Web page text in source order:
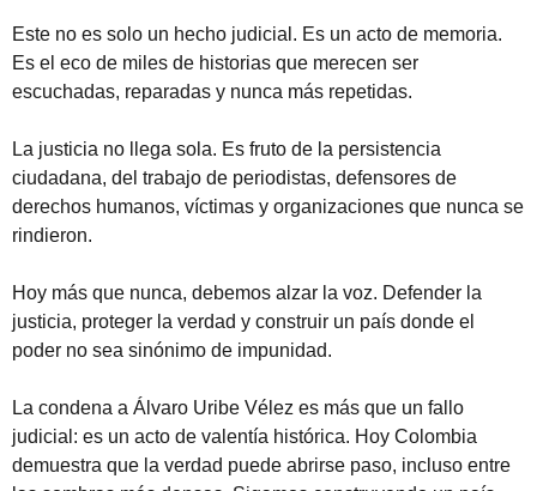
Este no es solo un hecho judicial. Es un acto de memoria.
Es el eco de miles de historias que merecen ser
escuchadas, reparadas y nunca más repetidas.
La justicia no llega sola. Es fruto de la persistencia
ciudadana, del trabajo de periodistas, defensores de
derechos humanos, víctimas y organizaciones que nunca se
rindieron.
Hoy más que nunca, debemos alzar la voz. Defender la
justicia, proteger la verdad y construir un país donde el
poder no sea sinónimo de impunidad.
La condena a Álvaro Uribe Vélez es más que un fallo
judicial: es un acto de valentía histórica. Hoy Colombia
demuestra que la verdad puede abrirse paso, incluso entre